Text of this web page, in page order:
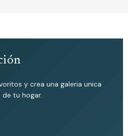
y crea una galeria unica
tu hogar.